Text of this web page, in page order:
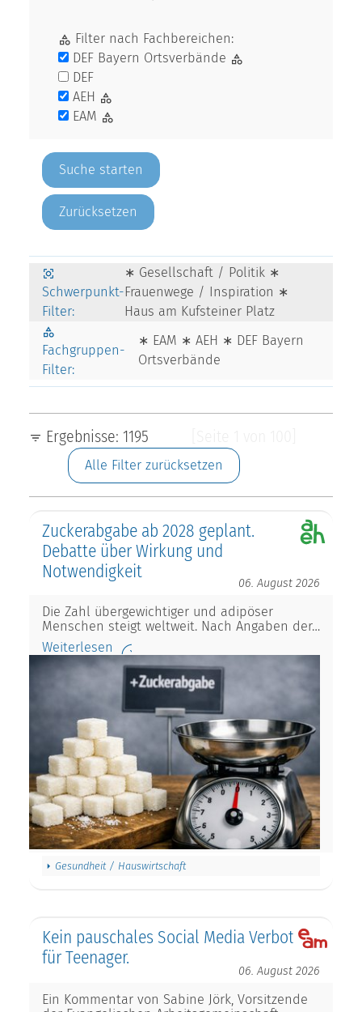
Filter nach Fachbereichen:
DEF Bayern Ortsverbände
DEF
AEH
EAM
Zurücksetzen
Schwerpunkt-
Filter:
∗ Gesellschaft / Politik ∗
Frauenwege / Inspiration ∗
Haus am Kufsteiner Platz
Fachgruppen-
Filter:
∗ EAM ∗ AEH ∗ DEF Bayern
Ortsverbände
Ergebnisse: 1195
Alle Filter zurücksetzen
Zuckerabgabe ab 2028 geplant.
Debatte über Wirkung und
Notwendigkeit
06. August 2026
Die Zahl übergewichtiger und adipöser
Menschen steigt weltweit. Nach Angaben der…
Weiterlesen
Gesundheit / Hauswirtschaft
Kein pauschales Social Media Verbot
für Teenager.
06. August 2026
Ein Kommentar von Sabine Jörk, Vorsitzende